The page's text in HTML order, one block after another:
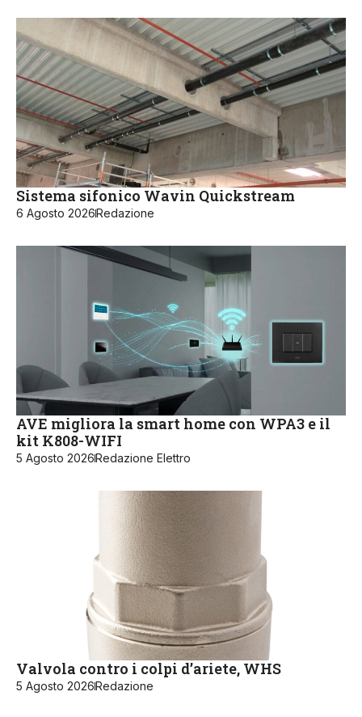
Sistema sifonico Wavin Quickstream
6 Agosto 2026Redazione
AVE migliora la smart home con WPA3 e il
kit K808-WIFI
5 Agosto 2026Redazione Elettro
Valvola contro i colpi d’ariete, WHS
5 Agosto 2026Redazione